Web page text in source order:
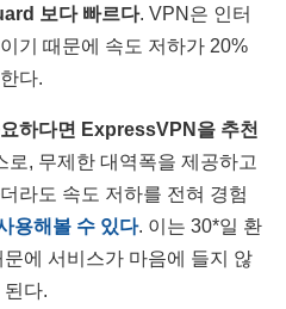
보다 빠르다. VPN은 인터
기 때문에 속도 저하가 20%
다.
하다면 ExpressVPN 을 추천
로, 무제한 대역폭을 제공하고
라도 속도 저하를 전혀 경험
용해볼 수 있다. 이는 30*일 환
에 서비스가 마음에 들지 않
된다.